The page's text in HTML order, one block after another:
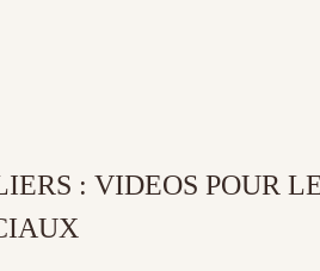
: VIDEOS POUR